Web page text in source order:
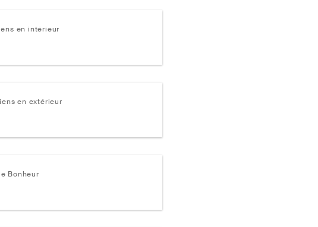
en intérieur
en extérieur
Bonheur